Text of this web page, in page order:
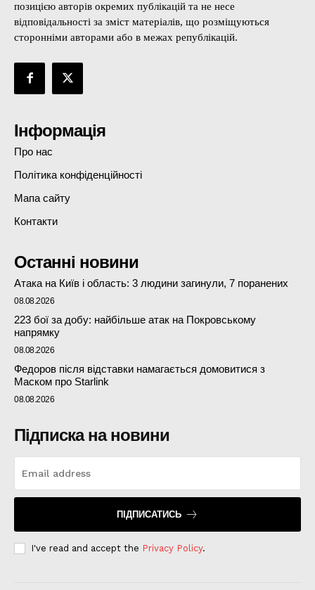
позицією авторів окремих публікацій та не несе
відповідальності за зміст матеріалів, що розміщуються
сторонніми авторами або в межах републікацій.
Інформація
Про нас
Політика конфіденційності
Мапа сайту
Контакти
Останні новини
Атака на Київ і область: 3 людини загинули, 7 поранених
08.08.2026
223 бої за добу: найбільше атак на Покровському
напрямку
08.08.2026
Федоров після відставки намагається домовитися з
Маском про Starlink
08.08.2026
Підписка на новини
ПІДПИСАТИСЬ
I've read and accept the Privacy Policy.